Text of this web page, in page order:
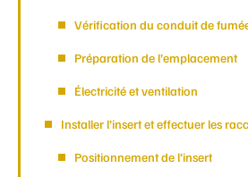
Vérification du conduit de
Préparation de l’emplacement
Électricité et ventilation
Installer l’insert et effectuer les
Positionnement de l’insert